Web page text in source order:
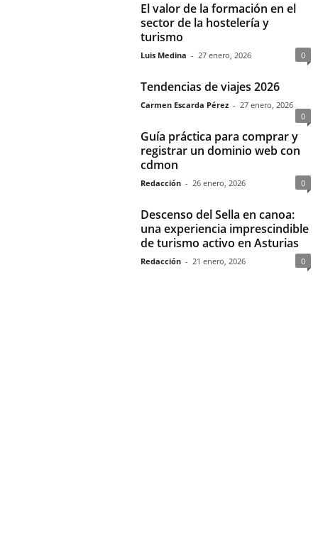
El valor de la formación en el
sector de la hostelería y
turismo
Luis Medina - 27 enero, 2026 0
Tendencias de viajes 2026
Carmen Escarda Pérez - 27 enero, 2026
0
Guía práctica para comprar y
registrar un dominio web con
cdmon
Redacción - 26 enero, 2026 0
Descenso del Sella en canoa:
una experiencia imprescindible
de turismo activo en Asturias
Redacción - 21 enero, 2026 0